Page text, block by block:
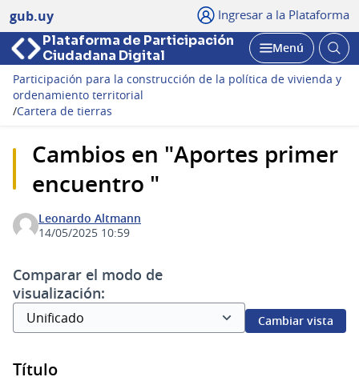
gub.uy Ingresar a la Plataforma
Plataforma de Participación
Ciudadana Digital
Abrir
Menú
Participación para la construcción de la política de vivienda y
ordenamiento territorial
/Cartera de tierras
Cambios en "Aportes primer
encuentro "
Leonardo Altmann
14/05/2025 10:59
Comparar el modo de
visualización:
Cambiar vista
Título